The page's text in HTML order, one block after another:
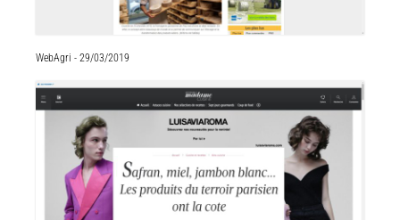
WebAgri - 29/03/2019